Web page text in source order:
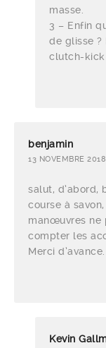
masse.
3 – Enfin
de glisse ?
clutch-kick
benjamin
13 NOVEMBRE 2018
salut, d’abord,
course à
manœuvres ne
compter les
Merci
Kevin